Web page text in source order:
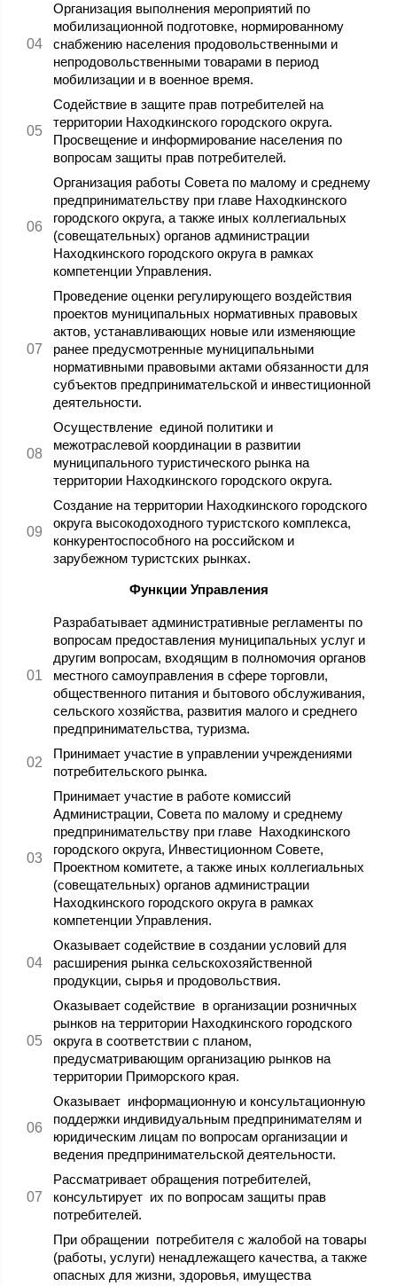
Организация выполнения мероприятий по
мобилизационной подготовке, нормированному
снабжению населения продовольственными и
непродовольственными товарами в период
мобилизации и в военное время.
Содействие в защите прав потребителей на
территории Находкинского городского округа.
Просвещение и информирование населения по
вопросам защиты прав потребителей.
Организация работы Совета по малому и среднему
предпринимательству при главе Находкинского
городского округа, а также иных коллегиальных
(совещательных) органов администрации
Находкинского городского округа в рамках
компетенции Управления.
Проведение оценки регулирующего воздействия
проектов муниципальных нормативных правовых
актов, устанавливающих новые или изменяющие
ранее предусмотренные муниципальными
нормативными правовыми актами обязанности для
субъектов предпринимательской и инвестиционной
деятельности.
Осуществление единой политики и
межотраслевой координации в развитии
муниципального туристического рынка на
территории Находкинского городского округа.
Создание на территории Находкинского городского
округа высокодоходного туристского комплекса,
конкурентоспособного на российском и
зарубежном туристских рынках.
Функции Управления
Разрабатывает административные регламенты по
вопросам предоставления муниципальных услуг и
другим вопросам, входящим в полномочия органов
местного самоуправления в сфере торговли,
общественного питания и бытового обслуживания,
сельского хозяйства, развития малого и среднего
предпринимательства, туризма.
Принимает участие в управлении учреждениями
потребительского рынка.
Принимает участие в работе комиссий
Администрации, Совета по малому и среднему
предпринимательству при главе Находкинского
городского округа, Инвестиционном Совете,
Проектном комитете, а также иных коллегиальных
(совещательных) органов администрации
Находкинского городского округа в рамках
компетенции Управления.
Оказывает содействие в создании условий для
расширения рынка сельскохозяйственной
продукции, сырья и продовольствия.
Оказывает содействие в организации розничных
рынков на территории Находкинского городского
округа в соответствии с планом,
предусматривающим организацию рынков на
территории Приморского края.
Оказывает информационную и консультационную
поддержки индивидуальным предпринимателям и
юридическим лицам по вопросам организации и
ведения предпринимательской деятельности.
Рассматривает обращения потребителей,
консультирует их по вопросам защиты прав
потребителей.
При обращении потребителя с жалобой на товары
(работы, услуги) ненадлежащего качества, а также
опасных для жизни, здоровья, имущества